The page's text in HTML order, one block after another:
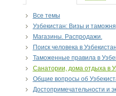
Все темы
Узбекистан: Визы и таможня
Магазины. Распродажи.
Поиск человека в
Таможенные правила в
Санатории, дома отдыха в
Общие вопросы об
Достопримечательности и